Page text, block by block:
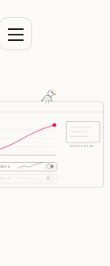
A
BUDGETPLAN